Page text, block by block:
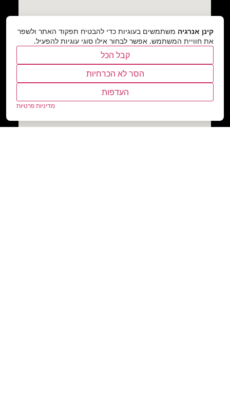
קינן אנרגיה משתמשים בעוגיות כדי להבטיח תפקוד האתר ולשפר
את חוויית המשתמש. אפשר לבחור אילו סוגי עוגיות להפעיל.
קבל הכל
הסר לא הכרחיות
העדפות
מדיניות פרטיות